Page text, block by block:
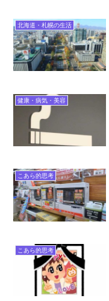
北海道・札幌の生活
健康・病気・美容
こあら的思考
こあら的思考